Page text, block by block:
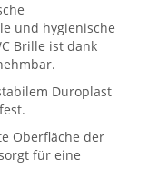
und hygienische
Brille ist dank
Duroplast
Oberfläche der
für eine